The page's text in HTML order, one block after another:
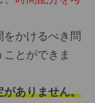
かけるべき問
とができま
がありません。